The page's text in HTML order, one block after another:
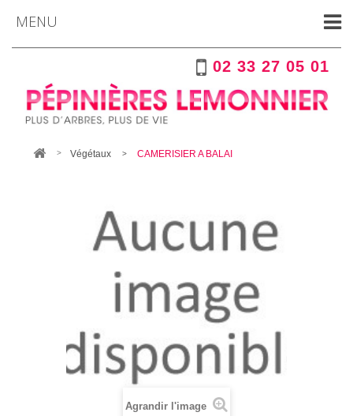
02 33 27 05 01
MENU
Végétaux CAMERISIER A BALAI
Agrandir l'image